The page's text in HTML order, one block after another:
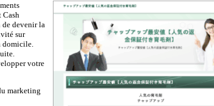
Cash
de devenir la
sur
domicile.
votre
marketing